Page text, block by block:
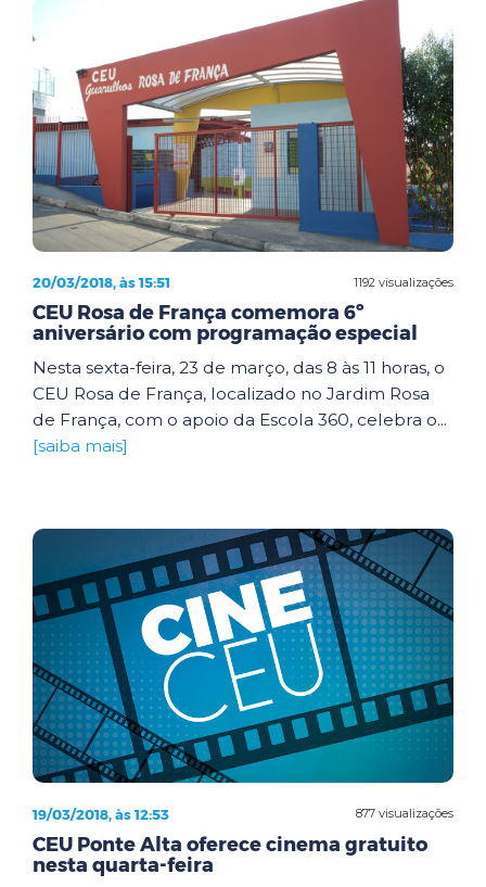
1192 visualizações
20/03/2018, às 15:51
CEU Rosa de França comemora 6º
aniversário com programação especial
Nesta sexta-feira, 23 de março, das 8 às 11 horas, o
CEU Rosa de França, localizado no Jardim Rosa
de França, com o apoio da Escola 360, celebra o...
[saiba mais]
877 visualizações
19/03/2018, às 12:53
CEU Ponte Alta oferece cinema gratuito
nesta quarta-feira